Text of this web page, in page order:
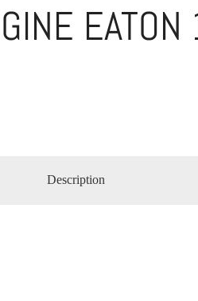
Description